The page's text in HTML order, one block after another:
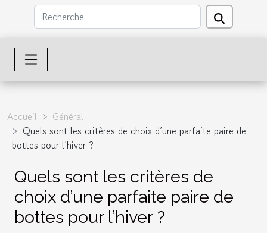
Accueil
Général
Quels sont les critères de choix d’une parfaite paire de
bottes pour l’hiver ?
Quels sont les critères de
choix d’une parfaite paire de
bottes pour l’hiver ?